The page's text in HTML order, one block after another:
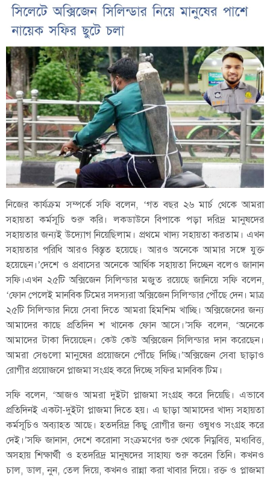
নিজের কার্যক্রম সম্পর্কে সফি বলেন, ‘গত বছর ২৬ মার্চ থেকে আমরা
সহায়তা কর্মসূচি শুরু করি। লকডাউনে বিপাকে পড়া দরিদ্র মানুষদের
সহায়তার জন্যই উদ্যোগ নিয়েছিলাম। প্রথমে খাদ্য সহায়তা করতাম। এখন
সহায়তার পরিধি আরও বিস্তৃত হয়েছে। আরও অনেকে আমার সঙ্গে যুক্ত
হয়েছেন।’দেশে ও প্রবাসের অনেকে আর্থিক সহায়তা দিচ্ছেন বলেও জানান
সফি।এখন ২৫টি অক্সিজেন সিলিন্ডার মজুত রয়েছে জানিয়ে সফি বলেন,
‘ফোন পেলেই মানবিক টিমের সদস্যরা অক্সিজেন সিলিন্ডার পৌঁছে দেন। মাত্র
২৫টি সিলিন্ডার নিয়ে সেবা দিতে আমরা হিমশিম খাচ্ছি। অক্সিজেনের জন্য
আমাদের কাছে প্রতিদিন শ খানেক ফোন আসে।’সফি বলেন, ‘অনেকে
আমাদের টাকা দিয়েছেন। কেউ কেউ অক্সিজেন সিলিন্ডার দান করেছেন।
আমরা সেগুলো মানুষের প্রয়োজনে পৌঁছে দিচ্ছি।’অক্সিজেন সেবা ছাড়াও
রোগীর প্রয়োজনে প্লাজমা সংগ্রহ করে দিচ্ছে সফির মানবিক টিম।
সফি বলেন, ‘আজও আমরা দুইটা প্লাজমা সংগ্রহ করে দিয়েছি। এভাবে
প্রতিদিনই একটা-দুইটা প্লাজমা দিতে হয়। এ ছাড়া আমাদের খাদ্য সহায়তা
কর্মসূচিও অব্যাহত আছে। হতদরিদ্র কিছু রোগীর জন্য ওষুধও সংগ্রহ করে
দেই।’সফি জানান, দেশে করোনা সংক্রমণের শুরু থেকে নিম্নবিত্ত, মধ্যবিত্ত,
অসহায় শিক্ষার্থী ও হতদরিদ্র মানুষদের সাহায্য শুরু করেন তিনি। কখনও
চাল, ডাল, নুন, তেল দিয়ে, কখনও রান্না করা খাবার দিয়ে। রক্ত ও প্লাজমা